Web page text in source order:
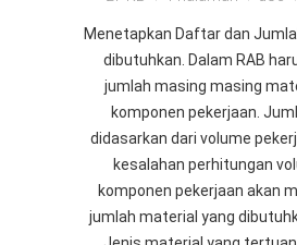
Menetapkan Daftar dan
dibutuhkan. Dalam RAB
jumlah masing masing
komponen pekerjaan.
didasarkan dari volume
kesalahan perhitungan
komponen pekerjaan akan
jumlah material yang